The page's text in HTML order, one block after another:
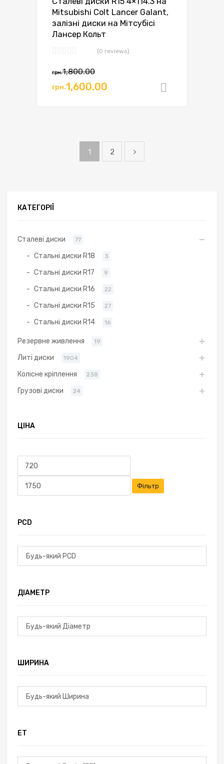
Mitsubishi Colt Lancer Galant,
залізні диски на Мітсубісі
Лансер Кольт
(0 reviews)
грн.1,800.00Оригінальна
ціна:
грн.1,600.00
Поточна
ціна:
1 2
КАТЕГОРІЇ
Сталеві диски 77
Стальні диски R18 3
Стальні диски R17 9
Стальні диски R16 22
Стальні диски R15 27
Стальні диски R14 16
Резервне живлення 19
Литі диски 1904
Колісне кріплення 238
Грузові диски 24
ЦІНА
Мінімальна
Фільтр
PCD
ДІАМЕТР
ШИРИНА
ЕТ